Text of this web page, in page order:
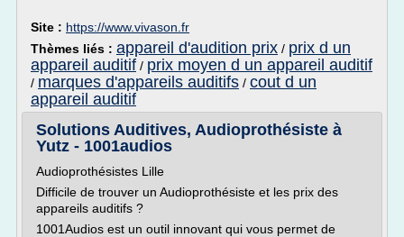
Site : https://www.vivason.fr
Thèmes liés : appareil d'audition prix / prix d un
appareil auditif / prix moyen d un appareil auditif
/ marques d'appareils auditifs / cout d un
appareil auditif
Solutions Auditives, Audioprothésiste à
Yutz - 1001audios
Audioprothésistes Lille
Difficile de trouver un Audioprothésiste et les prix des
appareils auditifs ?
1001Audios est un outil innovant qui vous permet de